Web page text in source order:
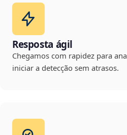
Resposta ágil
Chegamos com rapidez para
iniciar a detecção sem atrasos.